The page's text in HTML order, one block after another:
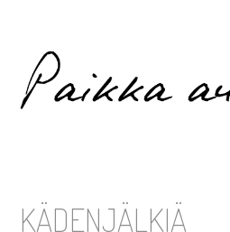
Paikka
KÄDENJÄLKIÄ